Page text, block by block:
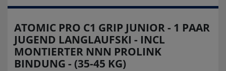
ATOMIC PRO C1 GRIP JUNIOR - 1 PAAR
JUGEND LANGLAUFSKI - INCL
MONTIERTER NNN PROLINK
BINDUNG - (35-45 KG)